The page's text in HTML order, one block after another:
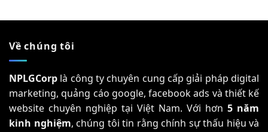
Về chúng tôi
NPLGCorp là công ty chuyên cung cấp giải pháp digital
marketing, quảng cáo google, facebook ads và thiết kế
website chuyên nghiệp tại Việt Nam. Với hơn 5 năm
kinh nghiệm, chúng tôi tin rằng chính sự thấu hiệu và